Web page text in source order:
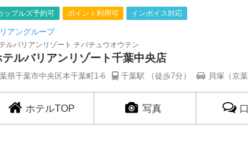
ップルズ予約可 ポイント利用可 インボイス対応
アングループ
ルバリアンリゾート チバチュウオウテン
テルバリアンリゾート千葉中央店
県千葉市中央区本千葉町1-6 千葉駅 （徒歩7分） 貝塚（京
ホテルTOP 写真